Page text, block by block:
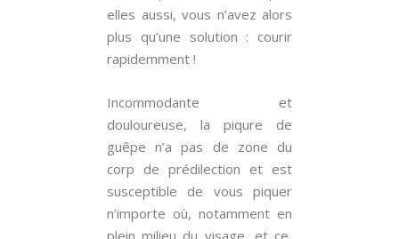
elles aussi, vous n’avez alors
plus qu’une solution : courir
rapidemment !
Incommodante et
douloureuse, la piqure de
guêpe n’a pas de zone du
corp de prédilection et est
susceptible de vous piquer
n’importe où, notamment en
plein milieu du visage, et ce,